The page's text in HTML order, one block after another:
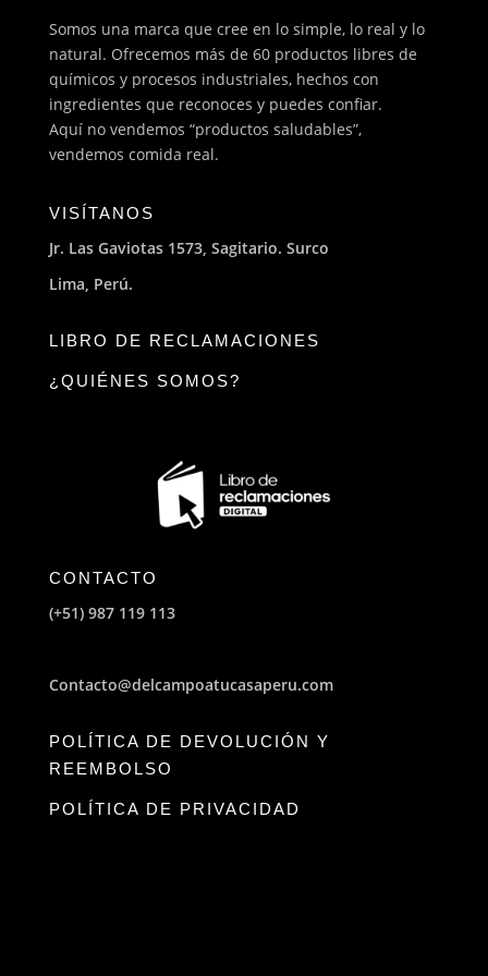
Somos una marca que cree en lo simple, lo real y lo
natural. Ofrecemos más de 60 productos libres de
químicos y procesos industriales, hechos con
ingredientes que reconoces y puedes confiar.
Aquí no vendemos “productos saludables”,
vendemos comida real.
VISÍTANOS
Jr. Las Gaviotas 1573, Sagitario. Surco
Lima, Perú.
LIBRO DE RECLAMACIONES
¿QUIÉNES SOMOS?
CONTACTO
(+51) 987 119 113
Contacto@delcampoatucasaperu.com
POLÍTICA DE DEVOLUCIÓN Y
REEMBOLSO
POLÍTICA DE PRIVACIDAD